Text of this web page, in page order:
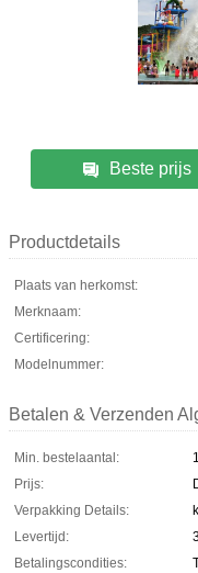
Beste prijs
Productdetails
Plaats van herkomst:
Merknaam:
Certificering:
Modelnummer:
Betalen & Verzenden
Min. bestelaantal:
1
Prijs:
Verpakking Details:
Levertijd:
Betalingscondities: